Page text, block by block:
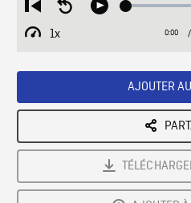
Restart
from
beginning
Seek
Play Loaded:
1x
Playback
Current
0:00 /
AJOUTER